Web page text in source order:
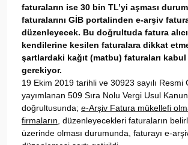
faturaların ise 30 bin TL’yi aşması
faturalarını GİB portalinden e-arşiv
düzenleyecek. Bu doğrultuda fatura
kendilerine kesilen faturalara dikkat
şartlardaki kağıt (matbu) faturaları kabul
gerekiyor.
19 Ekim 2019 tarihli ve 30923 sayılı Resmi
yayımlanan 509 Sıra Nolu Vergi Usul
doğrultusunda; e-Arşiv Fatura mükellefi
firmaların, düzenleyecekleri faturaların
üzerinde olması durumunda, faturayı e-